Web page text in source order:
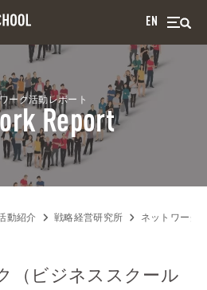
EN
ーク活動レポート
Report
動紹介 戦略経営研究所 ネットワーク
（ビジネススクール